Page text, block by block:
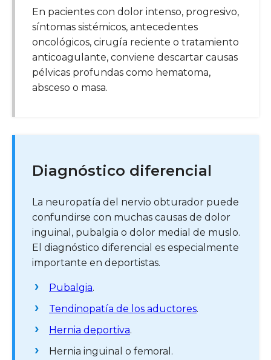
En pacientes con dolor intenso, progresivo,
síntomas sistémicos, antecedentes
oncológicos, cirugía reciente o tratamiento
anticoagulante, conviene descartar causas
pélvicas profundas como hematoma,
absceso o masa.
Diagnóstico diferencial
La neuropatía del nervio obturador puede
confundirse con muchas causas de dolor
inguinal, pubalgia o dolor medial de muslo.
El diagnóstico diferencial es especialmente
importante en deportistas.
Pubalgia.
Tendinopatía de los aductores.
Hernia deportiva.
Hernia inguinal o femoral.